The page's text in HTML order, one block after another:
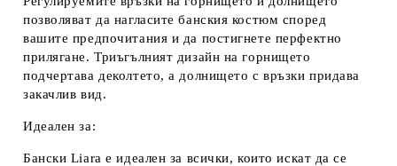
позволяват да нагласите банския костюм според
вашите предпочитания и да постигнете перфектно
прилягане. Триъгълният дизайн на горнището
подчертава деколтето, а долнището с връзки придава
закачлив вид.
Идеален за:
Бански Liara е идеален за всички, които искат да се